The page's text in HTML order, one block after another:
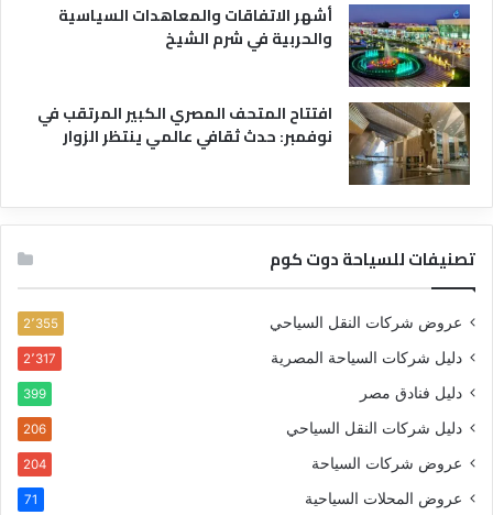
أشهر الاتفاقات والمعاهدات السياسية
والحربية في شرم الشيخ
افتتاح المتحف المصري الكبير المرتقب في
نوفمبر: حدث ثقافي عالمي ينتظر الزوار
تصنيفات للسياحة دوت كوم
عروض شركات النقل السياحي 2٬355
دليل شركات السياحة المصرية 2٬317
دليل فنادق مصر 399
دليل شركات النقل السياحي 206
عروض شركات السياحة 204
عروض المحلات السياحية 71